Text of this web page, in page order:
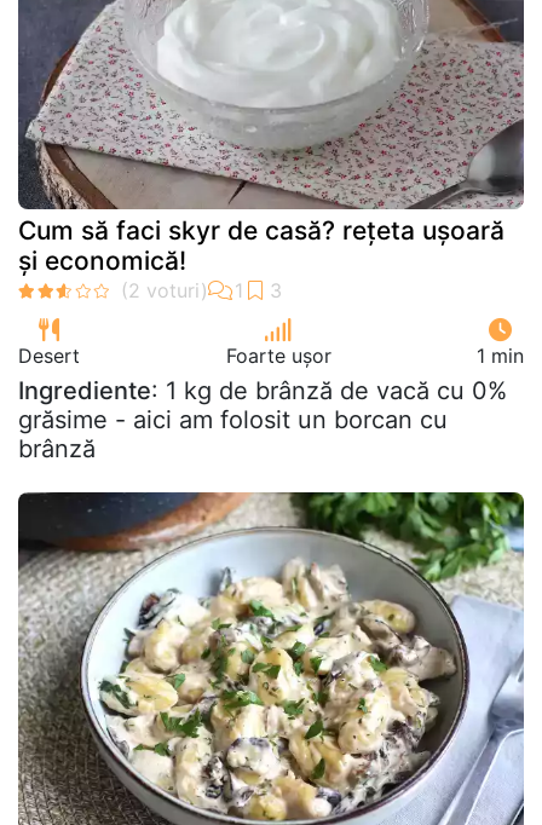
Cum să faci skyr de casă? rețeta ușoară
și economică!
Desert Foarte ușor 1 min
Ingrediente: 1 kg de brânză de vacă cu 0%
grăsime - aici am folosit un borcan cu
brânză